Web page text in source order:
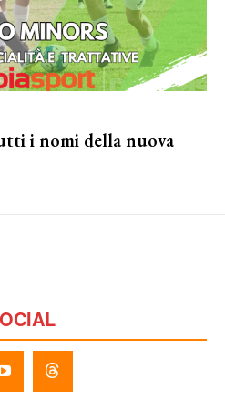
i nomi della nuova